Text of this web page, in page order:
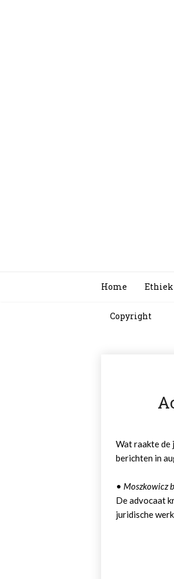
Home
Copyright
Wat raakte de
berichten in
• Moszkowicz
De advocaat
juridische